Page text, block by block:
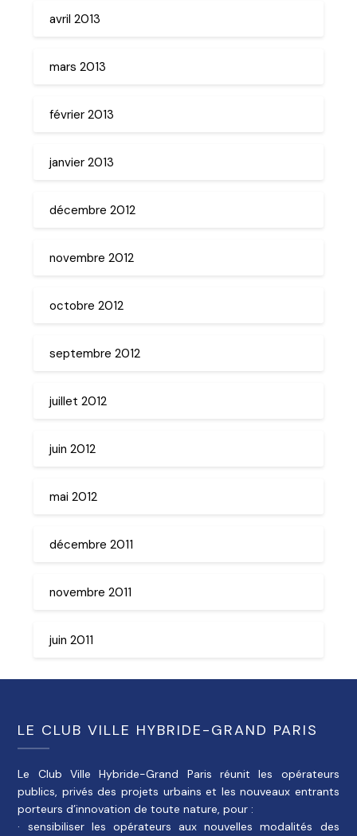
avril 2013
mars 2013
février 2013
janvier 2013
décembre 2012
novembre 2012
octobre 2012
septembre 2012
juillet 2012
juin 2012
mai 2012
décembre 2011
novembre 2011
juin 2011
LE CLUB VILLE HYBRIDE-GRAND PARIS
Le Club Ville Hybride-Grand Paris réunit les opérateurs
publics, privés des projets urbains et les nouveaux entrants
porteurs d’innovation de toute nature, pour :
· sensibiliser les opérateurs aux nouvelles modalités des